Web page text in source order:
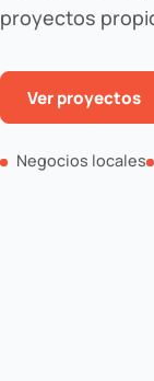
proyectos
Ver proyectos
Negocios locales